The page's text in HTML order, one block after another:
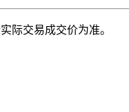
际交易成交价为准。